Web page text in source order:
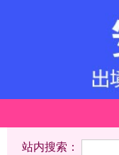
站内搜索：